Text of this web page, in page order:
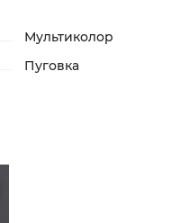
Мультиколор
Пуговка